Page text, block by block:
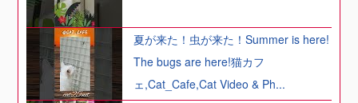
夏が来た！虫が来た！Summer is here!
The bugs are here!猫カフ
ェ,Cat_Cafe,Cat Video & Ph...